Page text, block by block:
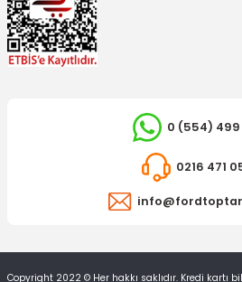
0 (554) 499
0216 471
Copyright 2022 © Her hakkı saklıdır. Kredi kartı